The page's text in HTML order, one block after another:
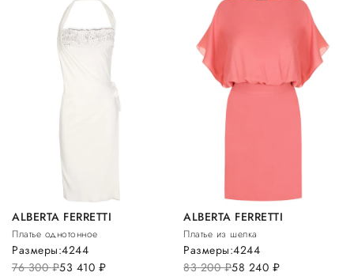
ALBERTA FERRETTI
Платье однотонное
76 300руб.53 410 руб.
Размеры:4244
ALBERTA FERRETTI
Платье из шелка
83 200руб.58 240 руб.
Размеры:4244